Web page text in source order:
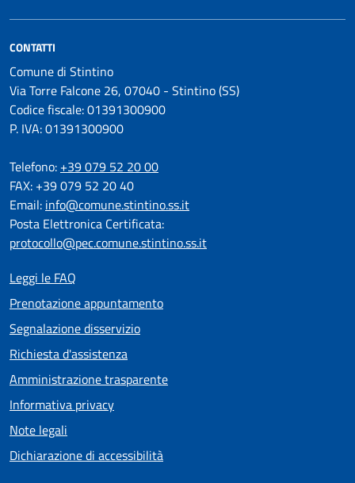
CONTATTI
Comune di Stintino
Via Torre Falcone 26, 07040 - Stintino (SS)
Codice fiscale: 01391300900
P. IVA: 01391300900
Telefono: +39 079 52 20 00
FAX: +39 079 52 20 40
Email: info@comune.stintino.ss.it
Posta Elettronica Certificata:
protocollo@pec.comune.stintino.ss.it
Leggi le FAQ
Prenotazione appuntamento
Segnalazione disservizio
Richiesta d'assistenza
Amministrazione trasparente
Informativa privacy
Note legali
Dichiarazione di accessibilità